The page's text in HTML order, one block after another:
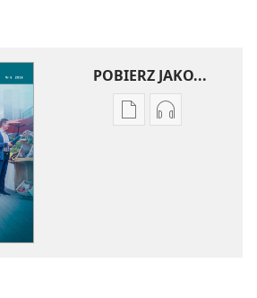
POBIERZ JAKO...
UstawieniaUstawienia